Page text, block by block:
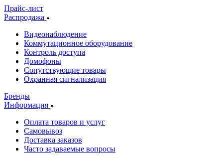
Прайс-лист
Распродажа
Видеонаблюдение
Коммутационное оборудование
Контроль доступа
Домофоны
Сопутствующие товары
Охранная сигнализация
Бренды
Информация
Оплата товаров и услуг
Самовывоз
Доставка заказов
Часто задаваемые вопросы